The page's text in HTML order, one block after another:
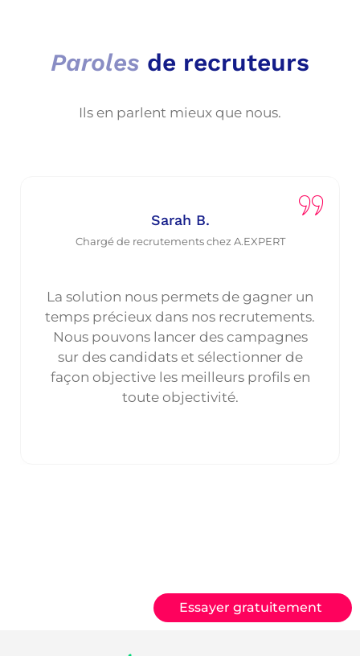
Paroles de recruteurs
Ils en parlent mieux que nous.
Sarah B.
Chargé de recrutements chez A.EXPERT
La solution nous permets de gagner un
temps précieux dans nos recrutements.
Nous pouvons lancer des campagnes
sur des candidats et sélectionner de
façon objective les meilleurs profils en
toute objectivité.
Essayer gratuitement